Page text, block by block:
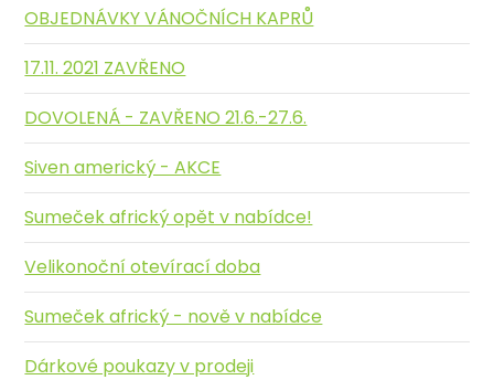
OBJEDNÁVKY VÁNOČNÍCH KAPRŮ
17.11. 2021 ZAVŘENO
DOVOLENÁ - ZAVŘENO 21.6.-27.6.
Siven americký - AKCE
Sumeček africký opět v nabídce!
Velikonoční otevírací doba
Sumeček africký - nově v nabídce
Dárkové poukazy v prodeji